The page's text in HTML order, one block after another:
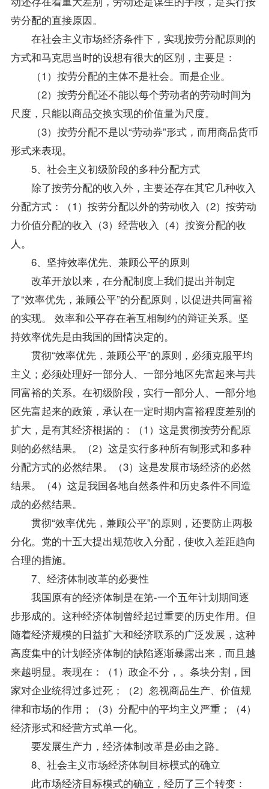
劳分配的直接原因。
在社会主义市场经济条件下，实现按劳分配原则的
方式和马克思当时的设想有很大的区别，主要是：
（1）按劳分配的主体不是社会。而是企业。
（2）按劳分配还不能以每个劳动者的劳动时间为
尺度，只能以商品交换实现的价值量为尺度。
（3）按劳分配不是以“劳动券”形式，而用商品货币
形式来表现。
5、社会主义初级阶段的多种分配方式
除了按劳分配的收入外，主要还存在其它几种收入
分配方式：（1）按劳分配以外的劳动收入（2）按劳动
力价值分配的收入（3）经营收入（4）按资分配的收
人。
6、坚持效率优先、兼顾公平的原则
改革开放以来，在分配制度上我们提出并制定
了“效率优先，兼顾公平”的分配原则，以促进共同富裕
的实现。 效率和公平存在着互相制约的辩证关系。坚
持效率优先是由我国的国情决定的。
贯彻“效率优先，兼顾公平”的原则，必须克服平均
主义；必须处理好一部分人、一部分地区先富起来与共
同富裕的关系。在初级阶段，实行一部分人、一部分地
区先富起来的政策，承认在一定时期内富裕程度差别的
扩大，是有其经济根据的：（1）这是贯彻按劳分配原
则的必然结果。（2）这是实行多种所有制形式和多种
分配方式的必然结果。（3）这是发展市场经济的必然
结果。（4）这是我国各地自然条件和历史条件不同造
成的必然结果。
贯彻“效率优先，兼顾公平”的原则，还要防止两极
分化。党的十五大提出规范收入分配，使收入差距趋向
合理的措施。
7、经济体制改革的必要性
我国原有的经济体制是在第-一个五年计划期间逐
步形成的。这种经济体制曾经起过重要的历史作用。但
随着经济规模的日益扩大和经济联系的广泛发展，这种
高度集中的计划经济体制的缺陷逐渐暴露出来，而且越
来越明显。表现在：（1）政企不分，。条块分割，国
家对企业统得过多过死；（2）忽视商品生产、价值规
律和市场的作用；（3）分配中的平均主义严重；（4）
经济形式和经营方式单一化。
要发展生产力，经济体制改革是必由之路。
8、社会主义市场经济体制目标模式的确立
此市场经济目标模式的确立，经历了三个转变：